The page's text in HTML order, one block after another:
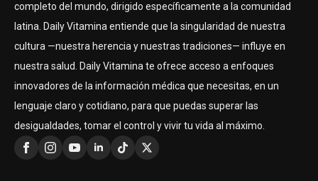
completo del mundo, dirigido específicamente a la comunidad
latina. Daily Vitamina entiende que la singularidad de nuestra
cultura —nuestra herencia y nuestras tradiciones— influye en
nuestra salud. Daily Vitamina te ofrece acceso a enfoques
innovadores de la información médica que necesitas, en un
lenguaje claro y cotidiano, para que puedas superar las
desigualdades, tomar el control y vivir tu vida al máximo.